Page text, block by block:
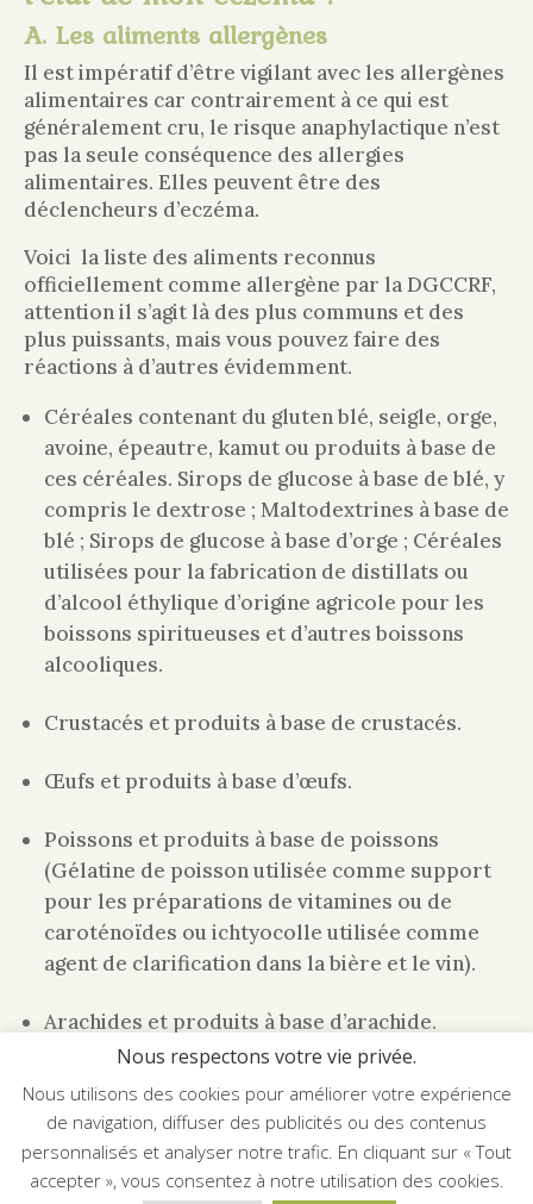
A. Les aliments allergènes
Il est impératif d’être vigilant avec les allergènes
alimentaires car contrairement à ce qui est
généralement cru, le risque anaphylactique n’est
pas la seule conséquence des allergies
alimentaires. Elles peuvent être des
déclencheurs d’eczéma.
Voici la liste des aliments reconnus
officiellement comme allergène par la DGCCRF,
attention il s’agit là des plus communs et des
plus puissants, mais vous pouvez faire des
réactions à d’autres évidemment.
Céréales contenant du gluten blé, seigle, orge,
avoine, épeautre, kamut ou produits à base de
ces céréales. Sirops de glucose à base de blé, y
compris le dextrose ; Maltodextrines à base de
blé ; Sirops de glucose à base d’orge ; Céréales
utilisées pour la fabrication de distillats ou
d’alcool éthylique d’origine agricole pour les
boissons spiritueuses et d’autres boissons
alcooliques.
Crustacés et produits à base de crustacés.
Œufs et produits à base d’œufs.
Poissons et produits à base de poissons
(Gélatine de poisson utilisée comme support
pour les préparations de vitamines ou de
caroténoïdes ou ichtyocolle utilisée comme
agent de clarification dans la bière et le vin).
Arachides et produits à base d’arachide.
de soja entièrement raffinées (Tocophérols
mixtes naturels ; Phytostérols et esters de
phytostérol dérivés d’huiles végétales de soja ;
Nous respectons votre vie privée.
Nous utilisons des cookies pour améliorer votre expérience
de navigation, diffuser des publicités ou des contenus
personnalisés et analyser notre trafic. En cliquant sur « Tout
accepter », vous consentez à notre utilisation des cookies.